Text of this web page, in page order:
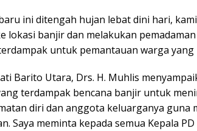
ini ditengah hujan lebat dini hari,
lokasi banjir dan melakukan
untuk pemantauan warga yang
Barito Utara, Drs. H. Muhlis
terdampak bencana banjir untuk
diri dan anggota keluarganya guna
Saya meminta kepada semua Kepala